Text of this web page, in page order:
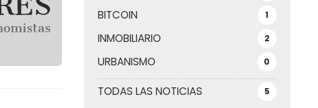
TODAS LAS NOTICIAS 5
BITCOIN 1
INMOBILIARIO 2
URBANISMO 0